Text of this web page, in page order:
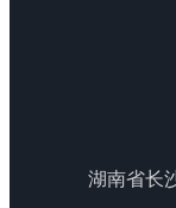
湖南省长